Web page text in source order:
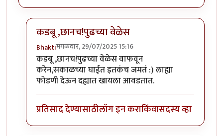
कडबू ,छानच!पुढच्या वेळेस
Bhaktiमंगळवार, 29/07/2025 15:16
In reply toनवीन माहिती कळली.by
कडबू ,छानच!पुढच्या वेळेस वाफवून
करेन,सकाळच्या घाईत इतकंच जमतं :) लाह्या
फोडणी देऊन दह्यात खायला आवडतात.
प्रतिसाद देण्यासाठीलॉग इन कराकिंवासदस्य व्हा